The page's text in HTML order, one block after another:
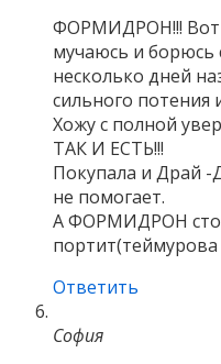
ФОРМИДРОН!!! Вот
мучаюсь и борюсь
несколько дней
сильного потения
Хожу с полной
ТАК И ЕСТЬ!!!
Покупала и Драй -
не помогает.
А ФОРМИДРОН
Ответить
София